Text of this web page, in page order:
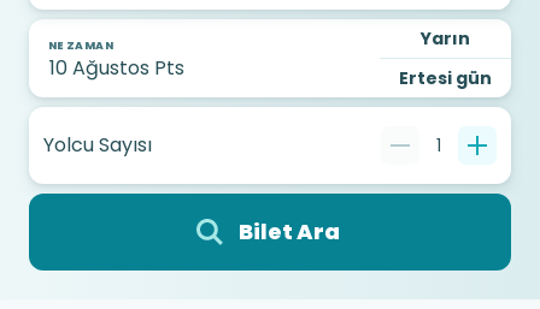
NE ZAMAN
Yarın
Ertesi gün
Yolcu Sayısı 1
Bilet Ara